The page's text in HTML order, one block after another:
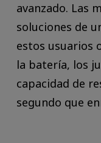
avanzado. Las
soluciones de
estos usuarios
la batería, los
capacidad de
segundo que